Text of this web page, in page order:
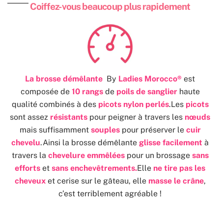
Coiffez-vous beaucoup plus rapidement
La brosse démêlante By Ladies Morocco® est
composée de 10 rangsde poils de sanglierhaute
qualité combinés à des picots nylon perlés.Les picots
sont assez résistants pour peigner à travers les nœuds
mais suffisamment souplespour préserver le cuir
chevelu.Ainsi la brosse démêlante glisse facilement à
travers la chevelure emmêléespour un brossage sans
efforts et sans enchevêtrements.Elle ne tire pas les
cheveuxet cerise sur le gâteau, elle masse le crâne,
c’est terriblement agréable !